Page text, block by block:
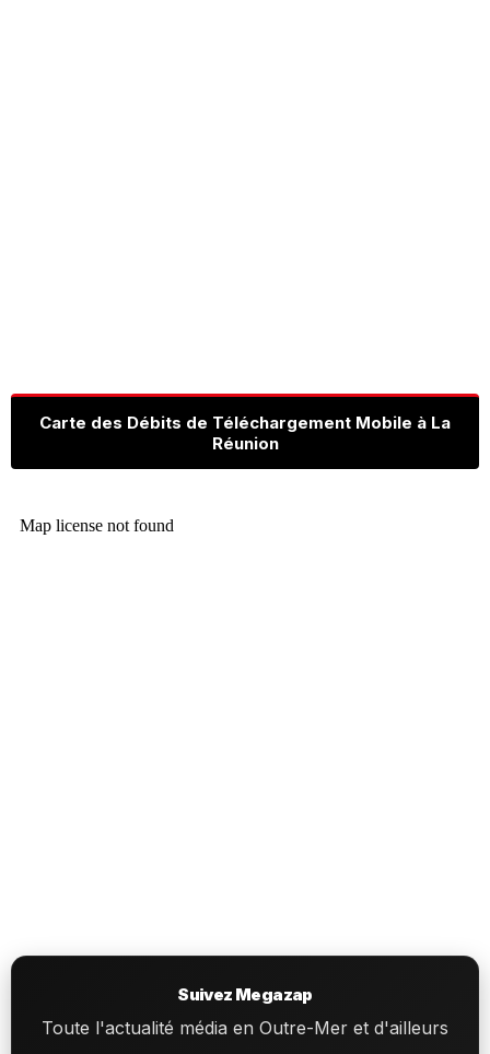
Carte des Débits de Téléchargement Mobile à La
Réunion
Suivez Megazap
Toute l'actualité média en Outre-Mer et d'ailleurs